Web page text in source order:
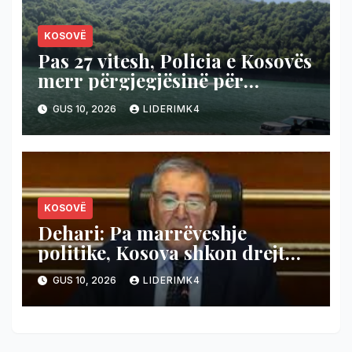
KOSOVË
Pas 27 vitesh, Policia e Kosovës
merr përgjegjësinë për
sigurinë në urën e Ibrit
GUS 10, 2026 LIDERIMK4
KOSOVË
Dehari: Pa marrëveshje
politike, Kosova shkon drejt
zgjedhjeve të reja
GUS 10, 2026 LIDERIMK4